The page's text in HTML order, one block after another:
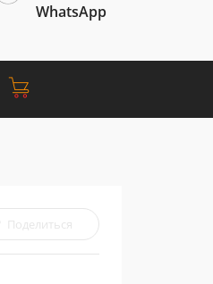
WhatsApp
Поделиться